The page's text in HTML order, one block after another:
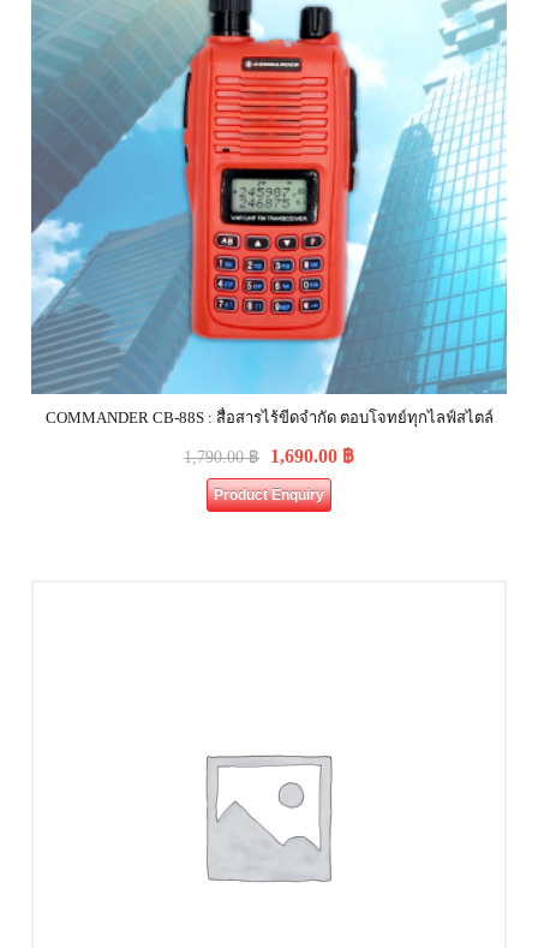
COMMANDER CB-88S : สื่อสารไร้ขีดจำกัด ตอบโจทย์ทุกไลฟ์สไตล์
1,790.00฿ 1,690.00 ฿
Product Enquiry